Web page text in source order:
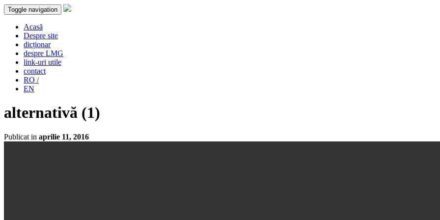
Toggle navigation
Acasă
Despre site
dicționar
despre LMG
link-uri utile
contact
RO /
EN
alternativă (1)
Publicat in aprilie 11, 2016